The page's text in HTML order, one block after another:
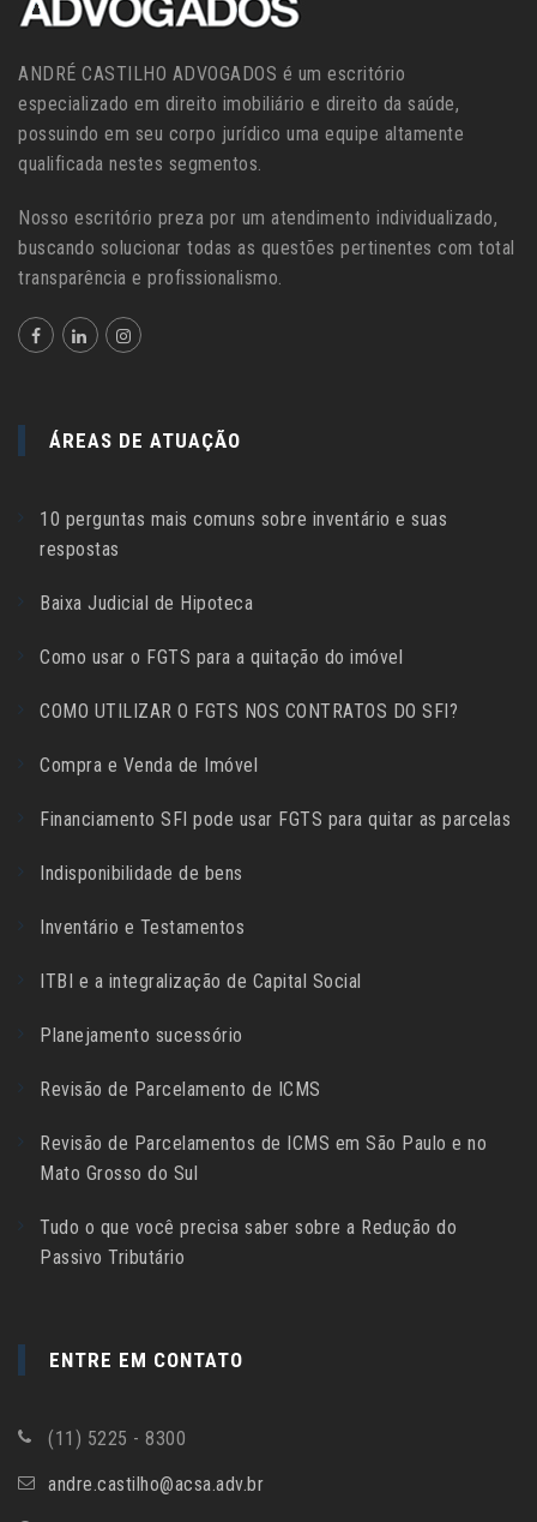
ANDRÉ CASTILHO ADVOGADOS é um escritório
especializado em direito imobiliário e direito da saúde,
possuindo em seu corpo jurídico uma equipe altamente
qualificada nestes segmentos.
Nosso escritório preza por um atendimento individualizado,
buscando solucionar todas as questões pertinentes com total
transparência e profissionalismo.
ÁREAS DE ATUAÇÃO
10 perguntas mais comuns sobre inventário e suas
respostas
Baixa Judicial de Hipoteca
Como usar o FGTS para a quitação do imóvel
COMO UTILIZAR O FGTS NOS CONTRATOS DO SFI?
Compra e Venda de Imóvel
Financiamento SFI pode usar FGTS para quitar as parcelas
Indisponibilidade de bens
Inventário e Testamentos
ITBI e a integralização de Capital Social
Planejamento sucessório
Revisão de Parcelamento de ICMS
Revisão de Parcelamentos de ICMS em São Paulo e no
Mato Grosso do Sul
Tudo o que você precisa saber sobre a Redução do
Passivo Tributário
ENTRE EM CONTATO
(11) 5225 - 8300
andre.castilho@acsa.adv.br